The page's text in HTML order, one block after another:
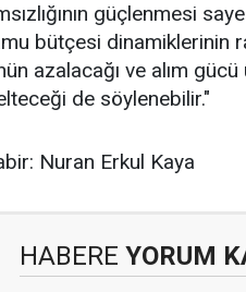
güçlenmesi
bütçesi dinamiklerinin
azalacağı ve alım gücü
de söylenebilir."
Nuran Erkul Kaya
HABERE YORUM